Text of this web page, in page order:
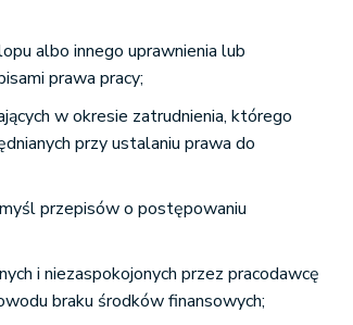
albo innego uprawnienia lub
prawa pracy;
w okresie zatrudnienia, którego
przy ustalaniu prawa do
przepisów o postępowaniu
i niezaspokojonych przez pracodawcę
braku środków finansowych;